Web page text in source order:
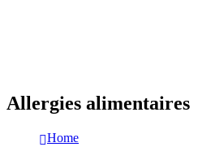
Allergies alimentaires
Home